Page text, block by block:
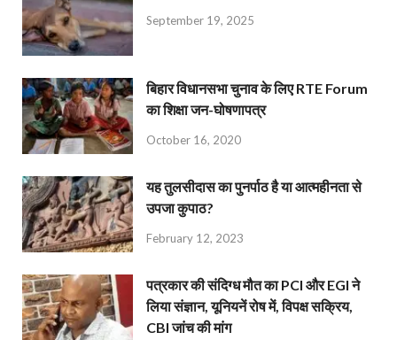
September 19, 2025
बिहार विधानसभा चुनाव के लिए RTE Forum
का शिक्षा जन-घोषणापत्र
October 16, 2020
यह तुलसीदास का पुनर्पाठ है या आत्महीनता से
उपजा कुपाठ?
February 12, 2023
पत्रकार की संदिग्ध मौत का PCI और EGI ने
लिया संज्ञान, यूनियनें रोष में, विपक्ष सक्रिय,
CBI जांच की मांग